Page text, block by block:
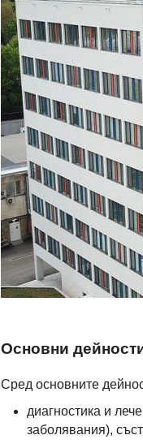
Основни
Сред основните
диагностика и
заболявания),